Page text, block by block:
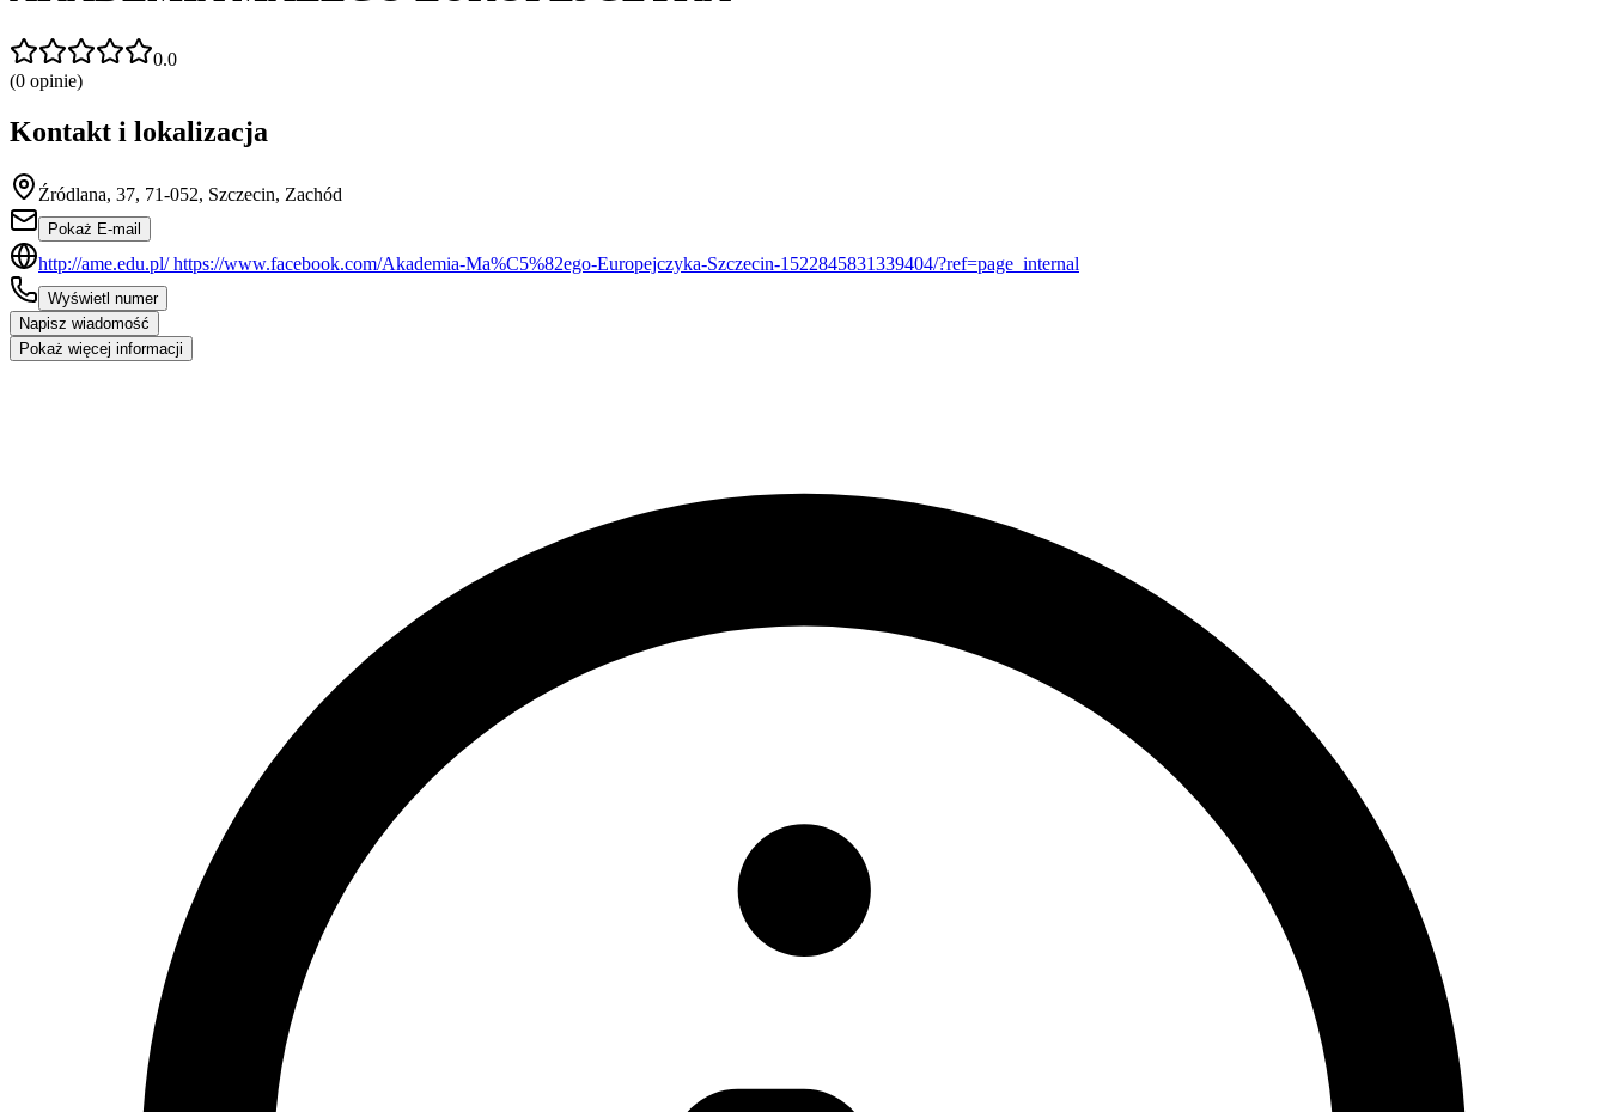
0.0
(0 opinie)
Kontakt i lokalizacja
Źródlana, 37, 71-052, Szczecin, Zachód
Pokaż E-mail
http://ame.edu.pl/ https://www.facebook.com/Akademia-Ma%C5%82ego-Europejczyka-Szczecin-1522845831339404/?ref=page_internal
Wyświetl numer
Napisz wiadomość
Pokaż więcej informacji